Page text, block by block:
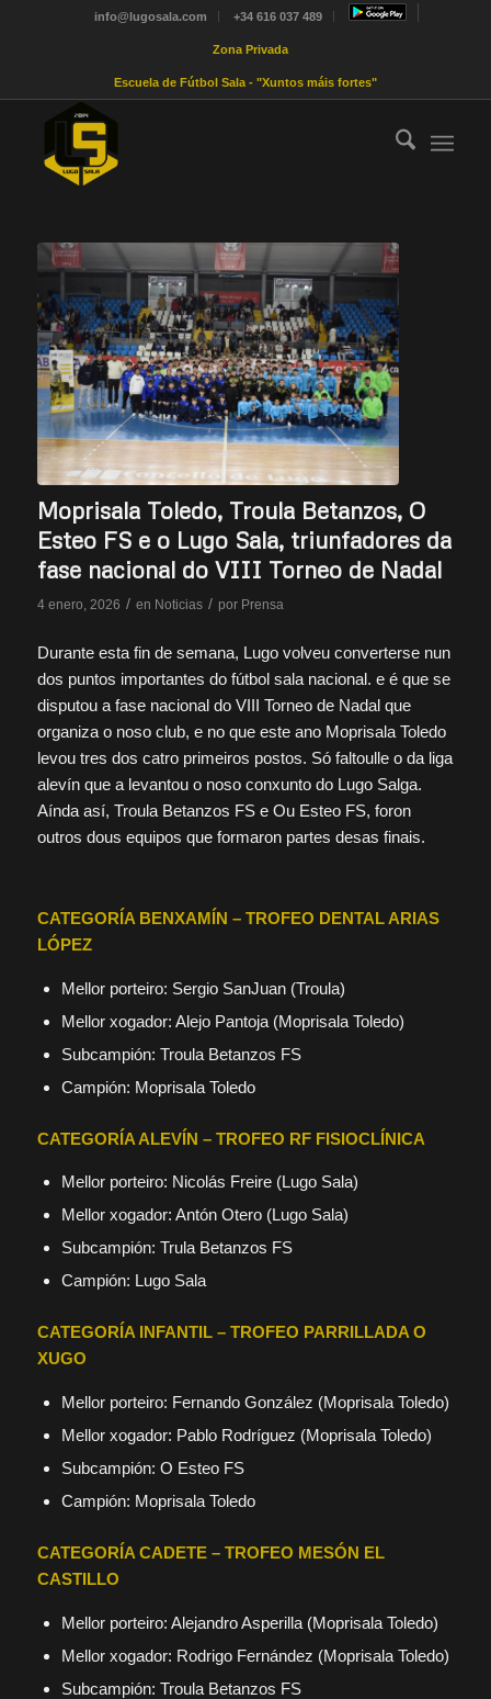
info@lugosala.com +34 616 037 489
Zona Privada
Escuela de Fútbol Sala - "Xuntos máis fortes"
Moprisala Toledo, Troula Betanzos, O
Esteo FS e o Lugo Sala, triunfadores da
fase nacional do VIII Torneo de Nadal
4 enero, 2026 / en Noticias / por Prensa
Durante esta fin de semana, Lugo volveu converterse nun
dos puntos importantes do fútbol sala nacional. e é que se
disputou a fase nacional do VIII Torneo de Nadal que
organiza o noso club, e no que este ano Moprisala Toledo
levou tres dos catro primeiros postos. Só faltoulle o da liga
alevín que a levantou o noso conxunto do Lugo Salga.
Aínda así, Troula Betanzos FS e Ou Esteo FS, foron
outros dous equipos que formaron partes desas finais.
CATEGORÍA BENXAMÍN – TROFEO DENTAL ARIAS
LÓPEZ
Mellor porteiro: Sergio SanJuan (Troula)
Mellor xogador: Alejo Pantoja (Moprisala Toledo)
Subcampión: Troula Betanzos FS
Campión: Moprisala Toledo
CATEGORÍA ALEVÍN – TROFEO RF FISIOCLÍNICA
Mellor porteiro: Nicolás Freire (Lugo Sala)
Mellor xogador: Antón Otero (Lugo Sala)
Subcampión: Trula Betanzos FS
Campión: Lugo Sala
CATEGORÍA INFANTIL – TROFEO PARRILLADA O
XUGO
Mellor porteiro: Fernando González (Moprisala Toledo)
Mellor xogador: Pablo Rodríguez (Moprisala Toledo)
Subcampión: O Esteo FS
Campión: Moprisala Toledo
CATEGORÍA CADETE – TROFEO MESÓN EL
CASTILLO
Mellor porteiro: Alejandro Asperilla (Moprisala Toledo)
Mellor xogador: Rodrigo Fernández (Moprisala Toledo)
Subcampión: Troula Betanzos FS